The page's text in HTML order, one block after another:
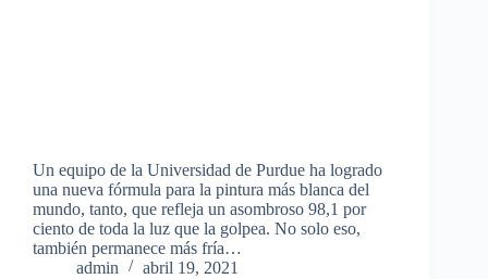
Un equipo de la Universidad de Purdue ha logrado
una nueva fórmula para la pintura más blanca del
mundo, tanto, que refleja un asombroso 98,1 por
ciento de toda la luz que la golpea. No solo eso,
también permanece más fría…
admin
abril 19, 2021